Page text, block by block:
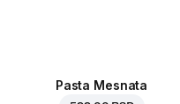
Pasta Mesnata